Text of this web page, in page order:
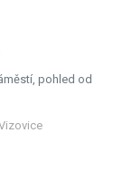
pohled od